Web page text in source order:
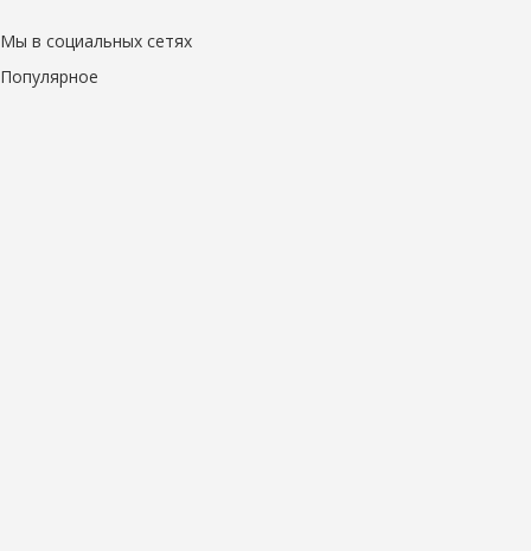
Мы в социальных сетях
Популярное